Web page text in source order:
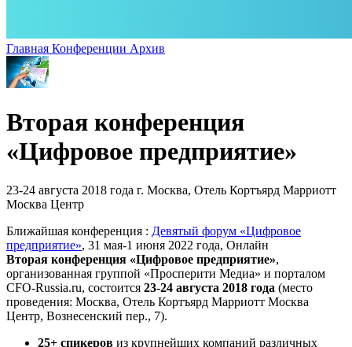
Главная Конференции Архив
Вторая конференция
«Цифровое предприятие»
23-24 августа 2018 года г. Москва, Отель Кортъярд Марриотт
Москва Центр
Ближайшая конференция : Девятый форум «Цифровое
предприятие», 31 мая-1 июня 2022 года, Онлайн
Вторая конференция «Цифровое предприятие»,
организованная группой «Просперити Медиа» и порталом
CFO-Russia.ru, состоится 23-24 августа 2018 года (место
проведения: Москва, Отель Кортъярд Марриотт Москва
Центр, Вознесенский пер., 7).
25+ спикеров из крупнейших компаний различных